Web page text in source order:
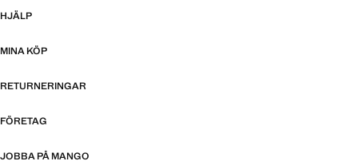
HJÄLP
MINA KÖP
RETURNERINGAR
FÖRETAG
JOBBA PÅ MANGO